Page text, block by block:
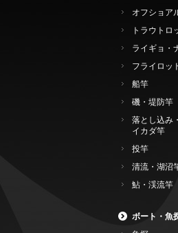
オフショア
トラウトロ
ライギョ・
フライロッ
船竿
磯・堤防竿
落とし込み
イカダ竿
投竿
清流・湖沼
鮎・渓流竿
ボート・魚